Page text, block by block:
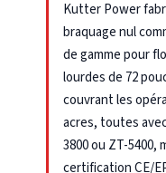
Kutter Power
braquage nul
de gamme pour
lourdes de 72
couvrant les
acres, toutes
3800 ou ZT-5400,
certification CE/